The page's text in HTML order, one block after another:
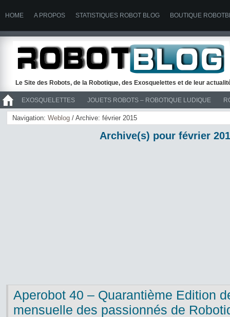
HOME A PROPOS STATISTIQUES ROBOT BLOG BOUTIQUE
Le Site des Robots, de la Robotique, des Exosquelettes et de leur
EXOSQUELETTES JOUETS ROBOTS – ROBOTIQUE LUDIQUE
>> ROBOTS
Navigation: Weblog / Archive: février 2015
Archive(s) pour février
Aperobot 40 – Quarantième Edition
mensuelle des passionnés de